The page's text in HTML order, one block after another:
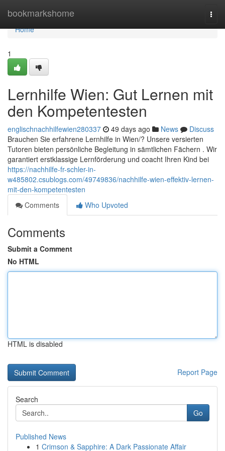
bookmarkshome
Home
Home
1
Lernhilfe Wien: Gut Lernen mit
den Kompetentesten
englischnachhilfewien280337 49 days ago News
Discuss
Brauchen Sie erfahrene Lernhilfe in Wien/? Unsere versierten
Tutoren bieten persönliche Begleitung in sämtlichen Fächern . Wir
garantiert erstklassige Lernförderung und coacht Ihren Kind bei
https://nachhilfe-fr-schler-in-
w485802.csublogs.com/49749836/nachhilfe-wien-effektiv-lernen-
mit-den-kompetentesten
Comments
Who Upvoted
Comments
Submit a Comment
No HTML
HTML is disabled
Report Page
Search
Go
Published News
1 Crimson & Sapphire: A Dark Passionate Affair